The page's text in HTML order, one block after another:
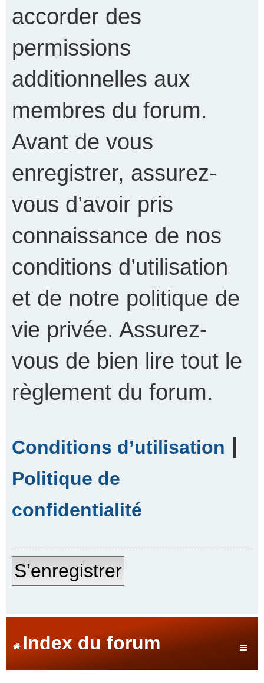
accorder des
permissions
additionnelles aux
membres du forum.
Avant de vous
enregistrer, assurez-
vous d’avoir pris
connaissance de nos
conditions d’utilisation
et de notre politique de
vie privée. Assurez-
vous de bien lire tout le
règlement du forum.
Conditions d’utilisation |
Politique de
confidentialité
S’enregistrer
Index du forum